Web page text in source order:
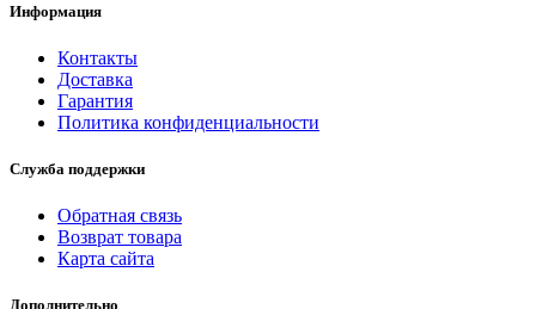
Информация
Контакты
Доставка
Гарантия
Политика конфиденциальности
Служба поддержки
Обратная связь
Возврат товара
Карта сайта
Дополнительно